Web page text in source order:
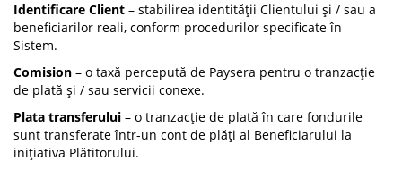
Identificare Client – stabilirea identității Clientului și / sau a
beneficiarilor reali, conform procedurilor specificate în
Sistem.
Comision – o taxă percepută de Paysera pentru o tranzacție
de plată și / sau servicii conexe.
Plata transferului – o tranzacție de plată în care fondurile
sunt transferate într-un cont de plăți al Beneficiarului la
inițiativa Plătitorului.